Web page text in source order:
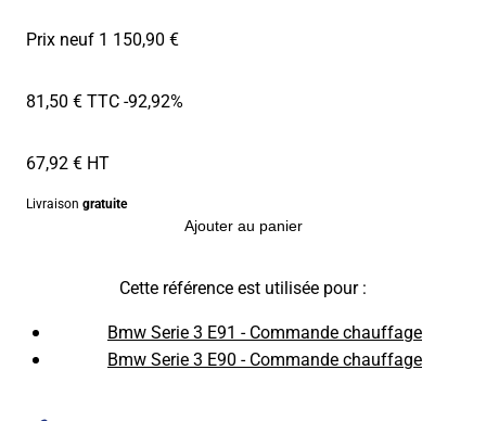
Prix neuf 1 150,90 €
81,50 € TTC-92,92%
67,92 € HT
Livraison gratuite
Ajouter au panier
Cette référence est utilisée pour :
Bmw Serie 3 E91 - Commande chauffage
Bmw Serie 3 E90 - Commande chauffage